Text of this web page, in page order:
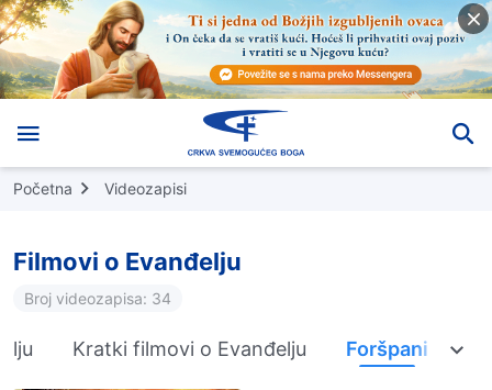
Početna Videozapisi
Filmovi o Evanđelju
Broj videozapisa: 34
Kratki filmovi o Evanđelju Foršpani